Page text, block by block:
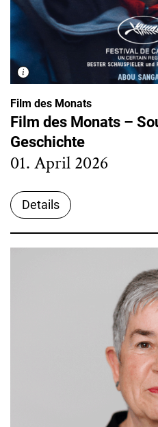
Film des Monats
Film des Monats –
Geschichte
01. April 2026
Details